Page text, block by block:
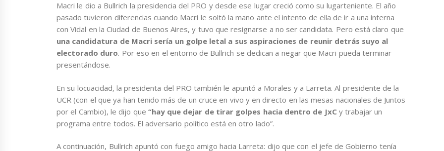
Macri le dio a Bullrich la presidencia del PRO y desde ese lugar creció como su lugarteniente. El año
pasado tuvieron diferencias cuando Macri le soltó la mano ante el intento de ella de ir a una interna
con Vidal en la Ciudad de Buenos Aires, y tuvo que resignarse a no ser candidata. Pero está claro que
una candidatura de Macri sería un golpe letal a sus aspiraciones de reunir detrás suyo al
electorado duro. Por eso en el entorno de Bullrich se dedican a negar que Macri pueda terminar
presentándose.
En su locuacidad, la presidenta del PRO también le apuntó a Morales y a Larreta. Al presidente de la
UCR (con el que ya han tenido más de un cruce en vivo y en directo en las mesas nacionales de Juntos
por el Cambio), le dijo que “hay que dejar de tirar golpes hacia dentro de JxC y trabajar un
programa entre todos. El adversario político está en otro lado”.
A continuación, Bullrich apuntó con fuego amigo hacia Larreta: dijo que con el jefe de Gobierno tenía